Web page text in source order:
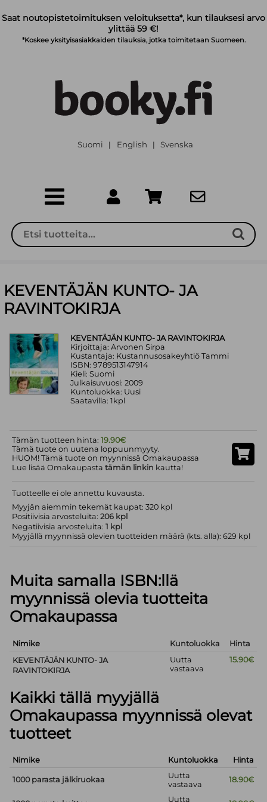
Saat noutopistetoimituksen veloituksetta*, kun tilauksesi arvo
ylittää 59 €!
*Koskee yksityisasiakkaiden tilauksia, jotka toimitetaan Suomeen.
Suomi | English | Svenska
KEVENTÄJÄN KUNTO- JA
RAVINTOKIRJA
KEVENTÄJÄN KUNTO- JA RAVINTOKIRJA
Kirjoittaja: Arvonen Sirpa
Kustantaja: Kustannusosakeyhtiö Tammi
ISBN: 9789513147914
Kieli: Suomi
Julkaisuvuosi: 2009
Kuntoluokka: Uusi
Saatavilla: 1kpl
Tämän tuotteen hinta:19.90€
Tämä tuote on uutena loppuunmyyty.
HUOM! Tämä tuote on myynnissä Omakaupassa
Lue lisää Omakaupastatämän linkin kautta!
Tuotteelle ei ole annettu kuvausta.
Myyjän aiemmin tekemät kaupat: 320 kpl
Positiivisia arvosteluita:206 kpl
Negatiivisia arvosteluita:1 kpl
Myyjällä myynnissä olevien tuotteiden määrä (kts. alla): 629 kpl
Muita samalla ISBN:llä
myynnissä olevia tuotteita
Omakaupassa
Nimike Kuntoluokka
Hinta
KEVENTÄJÄN KUNTO- JA
RAVINTOKIRJA
Uutta
vastaava
15.90€
Kaikki tällä myyjällä
Omakaupassa myynnissä olevat
tuotteet
Nimike Kuntoluokka Hinta
1000 parasta jälkiruokaa
Uutta
vastaava
18.90€
Uutta